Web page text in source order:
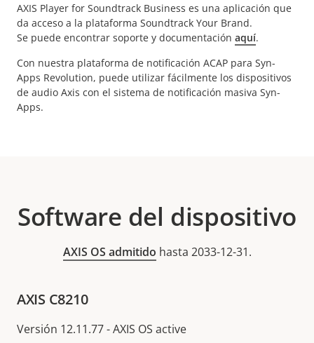
AXIS Player for Soundtrack Business es una aplicación que
da acceso a la plataforma Soundtrack Your Brand.
Se puede encontrar soporte y documentación aquí.
Con nuestra plataforma de notificación ACAP para Syn-
Apps Revolution, puede utilizar fácilmente los dispositivos
de audio Axis con el sistema de notificación masiva Syn-
Apps.
Software del dispositivo
AXIS OS admitido hasta 2033-12-31.
AXIS C8210
Versión 12.11.77 - AXIS OS active